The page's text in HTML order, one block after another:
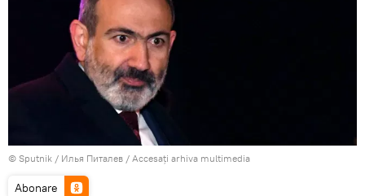
© Sputnik / Илья Питалев / Accesați arhiva multimedia
Abonare